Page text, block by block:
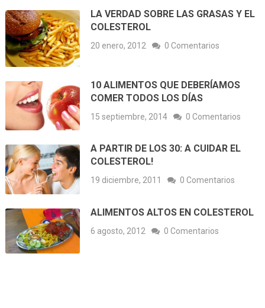
LA VERDAD SOBRE LAS GRASAS Y EL
COLESTEROL
20 enero, 2012 0 Comentarios
10 ALIMENTOS QUE DEBERÍAMOS
COMER TODOS LOS DÍAS
15 septiembre, 2014 0 Comentarios
A PARTIR DE LOS 30: A CUIDAR EL
COLESTEROL!
19 diciembre, 2011 0 Comentarios
ALIMENTOS ALTOS EN COLESTEROL
6 agosto, 2012 0 Comentarios